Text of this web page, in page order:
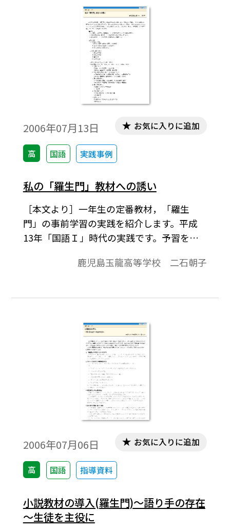
について述べてみます。
2006年07月13日
高 国語 実践事例
お気に入りに追加
私の「羅生門」教材への誘い
［本文より］一年生の定番教材，「羅生
門」の事前学習の実践を紹介します。平成
13年「国語Ｉ」時代の実践です。予習をグ
めたものを資料として配布し，授業を進め
成し，その比較もさせました。このとき
ワークシートを配布しています。
鹿児島玉龍高等学校 二石朝子
2006年07月06日
高 国語 指導資料
お気に入りに追加
小説教材の導入(羅生門)～語り手の存在
～生徒を主役に